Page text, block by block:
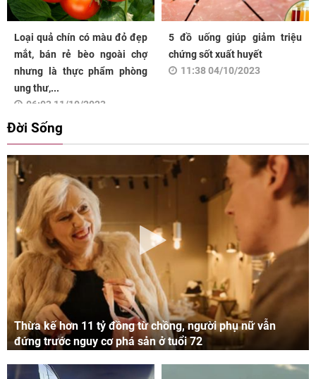
Loại quả chín có màu đỏ đẹp
mắt, bán rẻ bèo ngoài chợ
nhưng là thực phẩm phòng
ung thư,...
06:03 11/10/2023
5 đồ uống giúp giảm triệu
chứng sốt xuất huyết
11:38 04/10/2023
Đời Sống
Thừa kế hơn 11 tỷ đồng từ chồng, người phụ nữ vẫn
đứng trước nguy cơ phá sản ở tuổi 72